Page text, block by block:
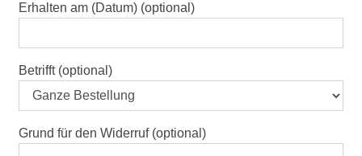
Erhalten am (Datum) (optional)
Betrifft (optional)
Grund für den Widerruf (optional)